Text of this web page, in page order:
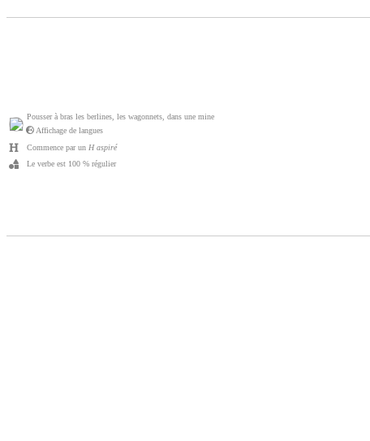
Pousser à bras les berlines, les wagonnets, dans une mine
Affichage de langues
Commence par un H aspiré
Le verbe est 100 % régulier